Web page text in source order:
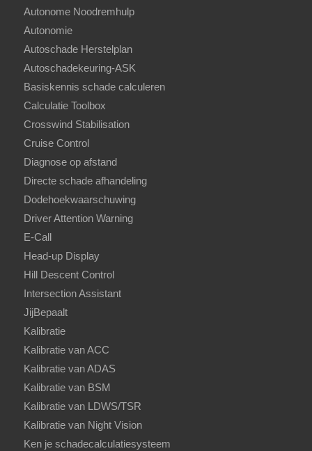
Autonome Noodremhulp
Autonomie
Autoschade Herstelplan
Autoschadekeuring-ASK
Basiskennis schade calculeren
Calculatie Toolbox
Crosswind Stabilisation
Cruise Control
Diagnose op afstand
Directe schade afhandeling
Dodehoekwaarschuwing
Driver Attention Warning
E-Call
Head-up Display
Hill Descent Control
Intersection Assistant
JijBepaalt
Kalibratie
Kalibratie van ACC
Kalibratie van ADAS
Kalibratie van BSM
Kalibratie van LDWS/TSR
Kalibratie van Night Vision
Ken je schadecalculatiesysteem